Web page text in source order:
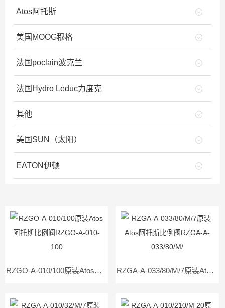
Atos阿托斯
美国MOOG穆格
法国poclain波克兰
法国Hydro Leduc力度克
其他
美国SUN（太阳）
EATON伊顿
RZGO-A-010/100原装Atos阿托斯比例阀RZGO-A-010-100 RZGA-A-033/80/M/7原装Atos阿托斯比例阀RZGA-A-033/80/M/